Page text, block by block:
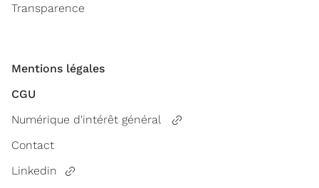
Transparence
Mentions légales
CGU
Numérique d'intérêt général
Contact
Linkedin